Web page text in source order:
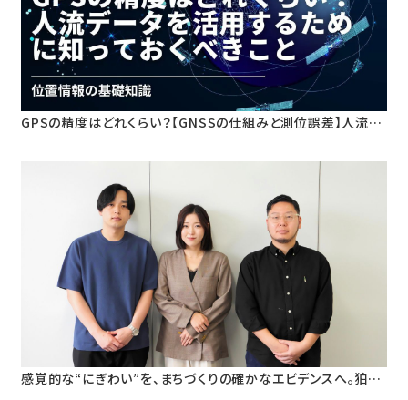
GPSの精度はどれくらい？【GNSSの仕組みと測位誤差】人流デ
感覚的な“にぎわい”を、まちづくりの確かなエビデンスへ。狛江